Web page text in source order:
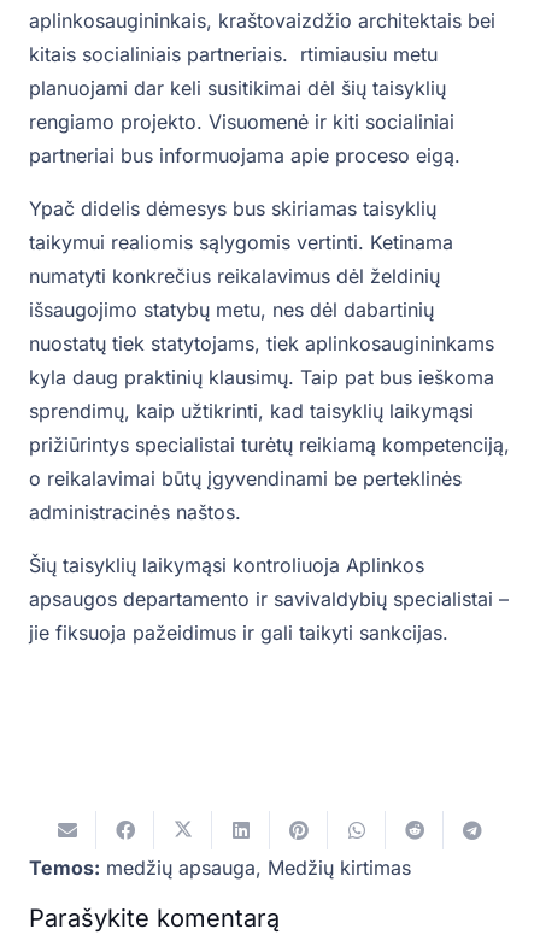
aplinkosaugininkais, kraštovaizdžio architektais bei
kitais socialiniais partneriais. rtimiausiu metu
planuojami dar keli susitikimai dėl šių taisyklių
rengiamo projekto. Visuomenė ir kiti socialiniai
partneriai bus informuojama apie proceso eigą.
Ypač didelis dėmesys bus skiriamas taisyklių
taikymui realiomis sąlygomis vertinti. Ketinama
numatyti konkrečius reikalavimus dėl želdinių
išsaugojimo statybų metu, nes dėl dabartinių
nuostatų tiek statytojams, tiek aplinkosaugininkams
kyla daug praktinių klausimų. Taip pat bus ieškoma
sprendimų, kaip užtikrinti, kad taisyklių laikymąsi
prižiūrintys specialistai turėtų reikiamą kompetenciją,
o reikalavimai būtų įgyvendinami be perteklinės
administracinės naštos.
Šių taisyklių laikymąsi kontroliuoja Aplinkos
apsaugos departamento ir savivaldybių specialistai –
jie fiksuoja pažeidimus ir gali taikyti sankcijas.
Temos: medžių apsauga, Medžių kirtimas
Parašykite komentarą